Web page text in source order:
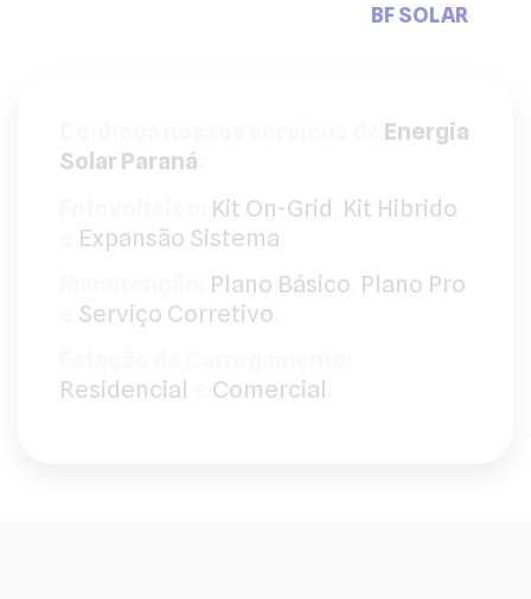
BF SOLAR
Energia
Solar Paraná
Kit On-Grid Kit Hibrido
Expansão Sistema
Plano Básico Plano Pro
Serviço Corretivo
Residencial
Comercial